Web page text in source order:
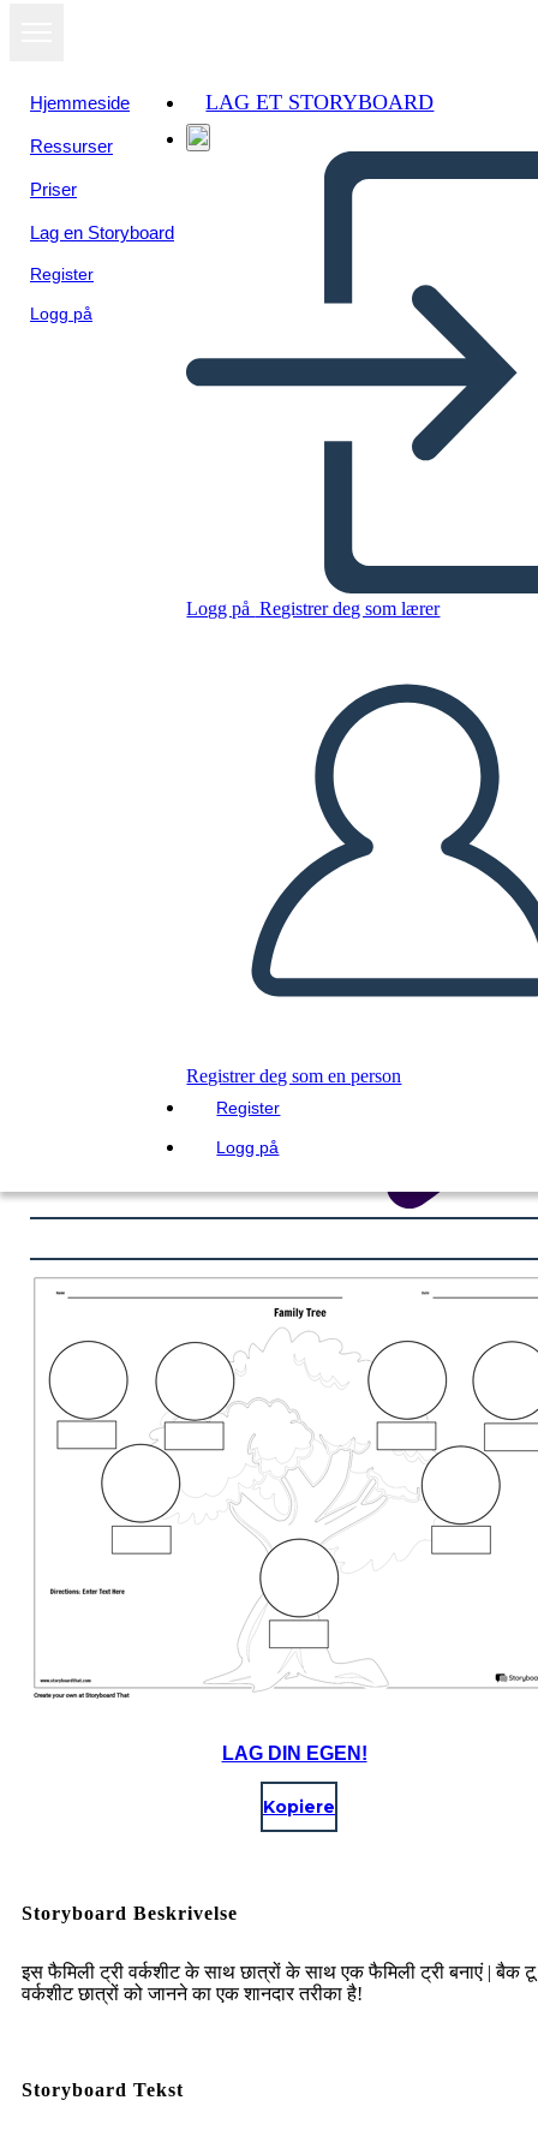
Hjemmeside
Ressurser
Priser
Lag en Storyboard
Register
Logg på
LAG ET STORYBOARD
Logg på Registrer deg som lærer
Registrer deg som en person
Register
Logg på
Kopier dette storyboardet
SPILLE AV LYSBILDEFREMVISNING
LES FOR MEG
Vis som
lysbildefremvisning
LAG DIN EGEN!
Kopiere
Storyboard Beskrivelse
इस फैमिली ट्री वर्कशीट के साथ छात्रों के साथ एक फैमिली ट्री बनाएं | बैक
वर्कशीट छात्रों को जानने का एक शानदार तरीका है!
Storyboard Tekst